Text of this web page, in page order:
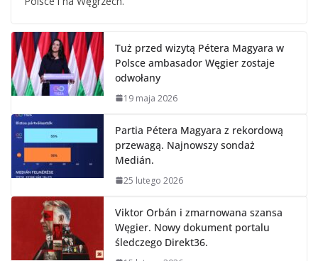
Tuż przed wizytą Pétera Magyara w
Polsce ambasador Węgier zostaje
odwołany
19 maja 2026
Partia Pétera Magyara z rekordową
przewagą. Najnowszy sondaż
Medián.
25 lutego 2026
Viktor Orbán i zmarnowana szansa
Węgier. Nowy dokument portalu
śledczego Direkt36.